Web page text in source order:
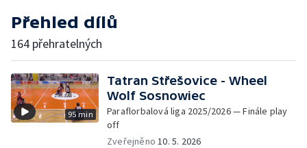
Přehled dílů
164 přehratelných
95 min
Tatran Střešovice - Wheel
Wolf Sosnowiec
Paraflorbalová liga 2025/2026 — Finále play
off
Zveřejněno10. 5. 2026